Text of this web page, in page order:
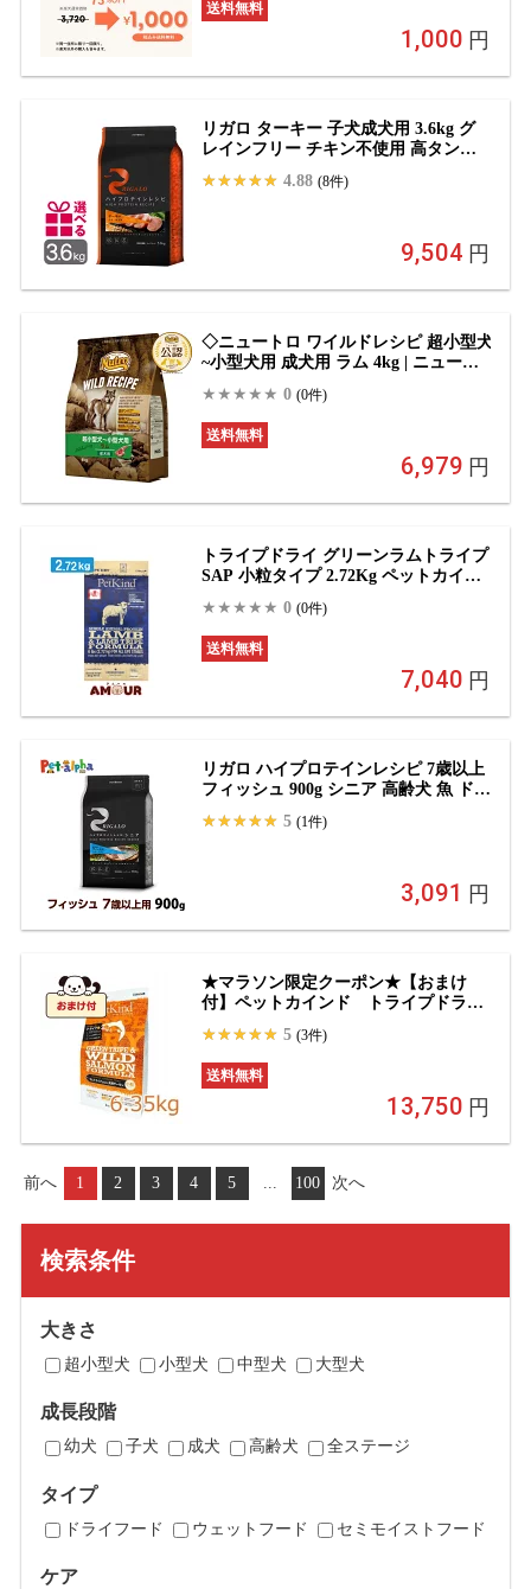
老犬 シニア犬 小型犬 少食 偏食 ダイエ
ット 涙やけ 低脂肪 高タンパク ウェッ
送料無料
1,000 円
リガロ ターキー 子犬成犬用 3.6kg グ
レインフリー チキン不使用 高タンパ
正規品 omkb
9,504 円
4.88 (8件)
◇ニュートロ ワイルドレシピ 超小型犬
~小型犬用 成犬用 ラム 4kg | ニュート
ンパク 穀物フリー 犬 ドライフード 小
型犬 成犬用 ラム ペットフード 自然素
材 ナチュラルフード おやつ 無添加 肉
食 高品質 ドッグフードラム 成犬
送料無料
6,979 円
0 (0件)
トライプドライ グリーンラムトライプ
SAP 小粒タイプ 2.72Kg ペットカイン
高たんぱく 低炭水化物 低GI 穀物不使
用 全犬種 ダイエット 送料無料
送料無料
7,040 円
0 (0件)
リガロ ハイプロテインレシピ 7歳以上
フィッシュ 900g シニア 高齢犬 魚 ドッ
ー 低脂質 関節 グレインフリー 穀物不
3,091 円
5 (1件)
★マラソン限定クーポン★【おまけ
付】ペットカインド トライプドラ
モン 小粒 6.35kg ドッグフード 高
タンパク 無添加 オメガ3 小型犬 アレ
ルギー対応 正規品
送料無料
13,750 円
5 (3件)
前へ 1 2 3 4 5 ... 100 次へ
検索条件
大きさ
超小型犬 小型犬 中型犬 大型犬
成長段階
幼犬 子犬 成犬 高齢犬 全ステージ
タイプ
ドライフード ウェットフード セミモイストフード
ケア